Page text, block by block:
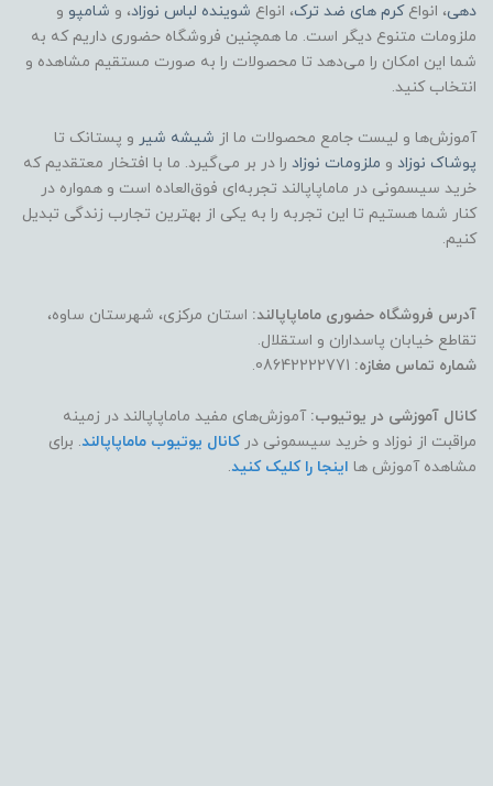
دهی، انواعکرم های ضد ترک، انواع شوینده لباس نوزاد، و شامپو و
ملزومات متنوع دیگر است. ما همچنین فروشگاه حضوری داریم که به
شما این امکان را می‌دهد تا محصولات را به صورت مستقیم مشاهده و
انتخاب کنید.
آموزش‌ها و لیست جامع محصولات ما از شیشه شیر و پستانک تا
پوشاک نوزاد و ملزومات نوزاد را در بر می‌گیرد. ما با افتخار معتقدیم که
خرید سیسمونی در ماماپاپالند تجربه‌ای فوق‌العاده است و همواره در
کنار شما هستیم تا این تجربه را به یکی از بهترین تجارب زندگی تبدیل
کنیم.
آدرس فروشگاه حضوری ماماپاپالند: استان مرکزی، شهرستان ساوه،
تقاطع خیابان پاسداران و استقلال.
شماره تماس مغازه:
کانال آموزشی در یوتیوب: آموزش‌های مفید ماماپاپالند در زمینه
مراقبت از نوزاد و خرید سیسمونی درکانال یوتیوب ماماپاپالند. برای
مشاهده آموزش ها اینجا را کلیک کنید.